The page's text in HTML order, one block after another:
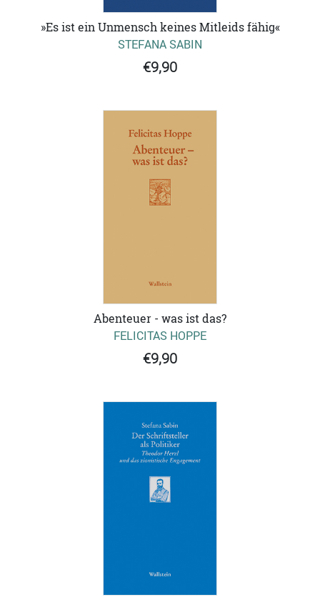
»Es ist ein Unmensch keines Mitleids fähig«
STEFANA SABIN
€9,90
Abenteuer - was ist das?
FELICITAS HOPPE
€9,90